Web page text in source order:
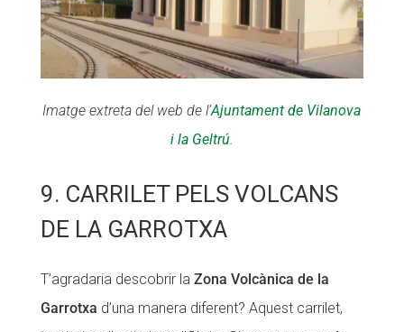
Imatge extreta del web de l’Ajuntament de Vilanova
i la Geltrú.
9. CARRILET PELS VOLCANS
DE LA GARROTXA
T’agradaria descobrir la Zona Volcànica de la
Garrotxa d’una manera diferent? Aquest carrilet,